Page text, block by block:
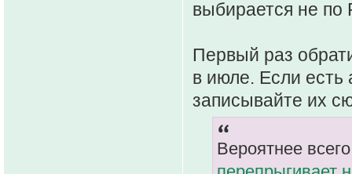
выбирается не по
Первый раз
в июле. Если есть
записывайте их
Вероятнее